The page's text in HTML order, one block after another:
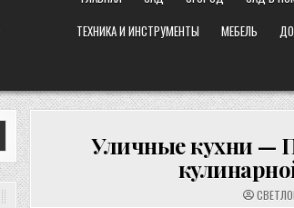
ТЕХНИКА И ИНСТРУМЕНТЫ
МЕБЕЛЬ
Уличные кухни —